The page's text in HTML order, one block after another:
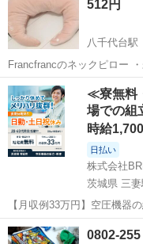
綺麗な方だと思います。 即決
512円
八千代台駅
Francfrancのネックピロー
・充電式 ・箱、説明書、充電ケーブル付き 受
けます。
千葉 八千代市 八千
≪寮無料
場での組
時給
日払い
株式会社
茨城県 三妻
【月収例33万円】空圧機器
無料の社宅付き◎ 人気の工場のお仕事 ◇空気圧制御機器製品の組立・
検査作業◇ ・調整機器の組立作業 ★工場未経験者でも安心して働ける
茨城 常総市
0802-255